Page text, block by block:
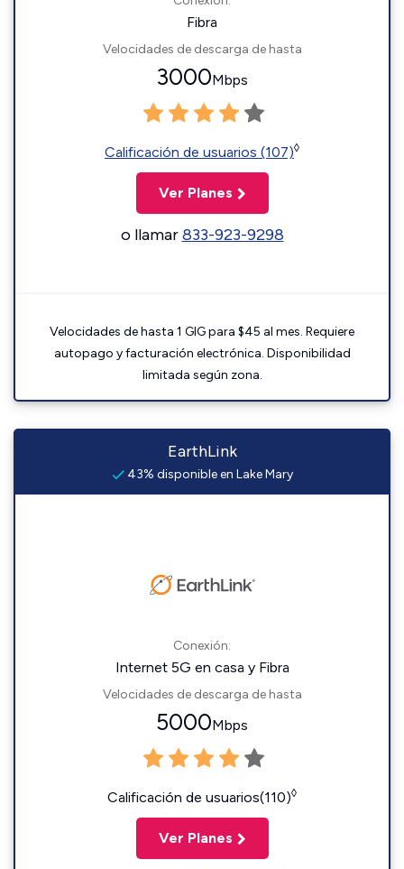
Fibra
Velocidades de descarga de hasta
3000Mbps
Calificación de usuarios (107)◊
Ver Planes
o llamar833-923-9298
Velocidades de hasta 1 GIG para $45 al mes. Requiere
autopago y facturación electrónica. Disponibilidad
limitada según zona.
EarthLink
43% disponible en Lake Mary
Conexión:
Internet 5G en casa y Fibra
Velocidades de descarga de hasta
5000Mbps
Calificación de usuarios(110)◊
Ver Planes